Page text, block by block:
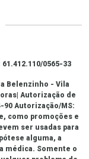
0565-33
Belenzinho - Vila
Autorização de
90 Autorização/MS:
como promoções e
ser usadas para
alguma, a
médica. Somente o